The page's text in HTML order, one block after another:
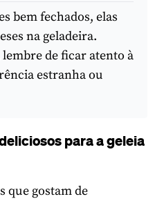
bem fechados, elas
na geladeira.
de ficar atento à
estranha ou
para a geleia
que gostam de